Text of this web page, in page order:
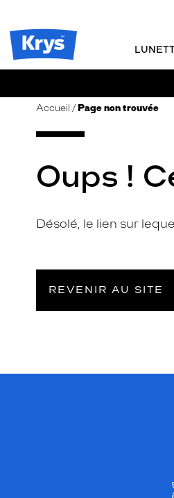
Opticien
Krys
Accueil Page non trouvée
Oups !
Désolé, le lien sur
REVENIR AU SITE